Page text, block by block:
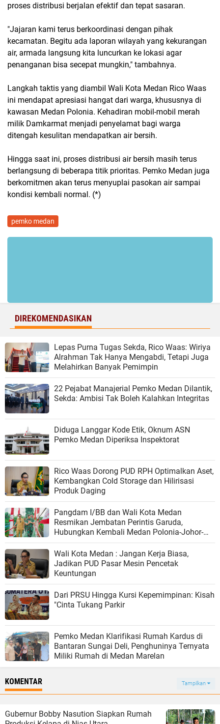
proses distribusi berjalan efektif dan tepat sasaran.
"Jajaran kami terus berkoordinasi dengan pihak
kecamatan. Begitu ada laporan wilayah yang kekurangan
air, armada langsung kita luncurkan ke lokasi agar
penanganan bisa secepat mungkin," tambahnya.
Langkah taktis yang diambil Wali Kota Medan Rico Waas
ini mendapat apresiasi hangat dari warga, khususnya di
kawasan Medan Polonia. Kehadiran mobil-mobil merah
milik Damkarmat menjadi penyelamat bagi warga
ditengah kesulitan mendapatkan air bersih.
Hingga saat ini, proses distribusi air bersih masih terus
berlangsung di beberapa titik prioritas. Pemko Medan juga
berkomitmen akan terus menyuplai pasokan air sampai
kondisi kembali normal. (*)
pemko medan
DIREKOMENDASIKAN
Lepas Purna Tugas Sekda, Rico Waas: Wiriya
Alrahman Tak Hanya Mengabdi, Tetapi Juga
Melahirkan Banyak Pemimpin
22 Pejabat Manajerial Pemko Medan Dilantik,
Sekda: Ambisi Tak Boleh Kalahkan Integritas
Diduga Langgar Kode Etik, Oknum ASN
Pemko Medan Diperiksa Inspektorat
Rico Waas Dorong PUD RPH Optimalkan Aset,
Kembangkan Cold Storage dan Hilirisasi
Produk Daging
Pangdam I/BB dan Wali Kota Medan
Resmikan Jembatan Perintis Garuda,
Hubungkan Kembali Medan Polonia-Johor-
Maimun
Wali Kota Medan : Jangan Kerja Biasa,
Jadikan PUD Pasar Mesin Pencetak
Keuntungan
Dari PRSU Hingga Kursi Kepemimpinan: Kisah
"Cinta Tukang Parkir
Pemko Medan Klarifikasi Rumah Kardus di
Bantaran Sungai Deli, Penghuninya Ternyata
Miliki Rumah di Medan Marelan
KOMENTAR Tampilkan
Gubernur Bobby Nasution Siapkan Rumah